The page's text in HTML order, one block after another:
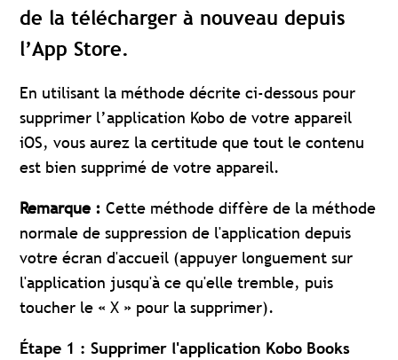
de la télécharger à nouveau depuis
l’App Store.
En utilisant la méthode décrite ci-dessous pour
supprimer l’application Kobo de votre appareil
iOS, vous aurez la certitude que tout le contenu
est bien supprimé de votre appareil.
Remarque :Cette méthode diffère de la méthode
normale de suppression de l'application depuis
votre écran d'accueil (appuyer longuement sur
l'application jusqu'à ce qu'elle tremble, puis
toucher le « X » pour la supprimer).
Étape 1 : Supprimer l'application Kobo Books